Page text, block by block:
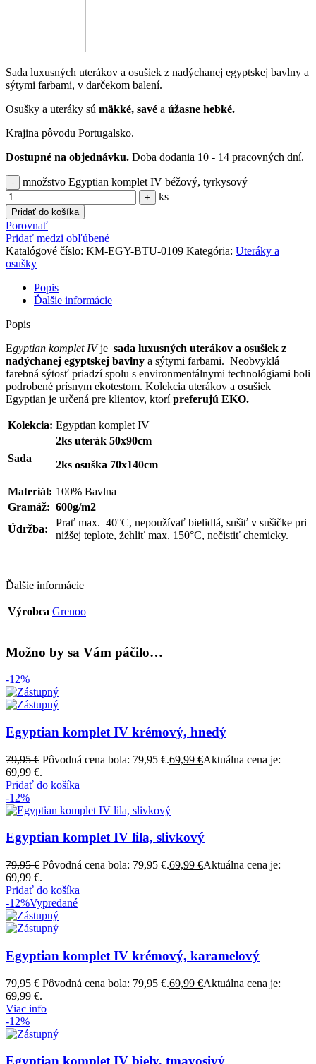
Sada luxusných uterákov a osušiek z nadýchanej egyptskej bavlny a
sýtymi farbami, v darčekom balení.
Osušky a uteráky sú mäkké, savé a úžasne hebké.
Krajina pôvodu Portugalsko.
Dostupné na objednávku. Doba dodania 10 - 14 pracovných dní.
množstvo Egyptian komplet IV béžový, tyrkysový
ks
Pridať do košíka
Porovnať
Pridať medzi obľúbené
Katalógové číslo: KM-EGY-BTU-0109 Kategória: Uteráky a
osušky
Popis
Ďalšie informácie
Popis
Egyptian komplet IVje sada luxusných uterákov a osušiek z
nadýchanej egyptskej bavlny a sýtymi farbami. Neobvyklá
farebná sýtosť priadzí spolu s environmentálnymi technológiami boli
podrobené prísnym ekotestom. Kolekcia uterákov a osušiek
Egyptian je určená pre klientov, ktorípreferujú EKO.
Kolekcia: Egyptian komplet IV
Sada
2ks uterák 50x90cm
2ks osuška 70x140cm
Materiál: 100% Bavlna
Gramáž: 600g/m2
Údržba:
Prať max. 40°C, nepoužívať bielidlá, sušiť v sušičke pri
nižšej teplote, žehliť max. 150°C, nečistiť chemicky.
Ďalšie informácie
Výrobca Grenoo
Možno by sa Vám páčilo…
-12%
Egyptian komplet IV krémový, hnedý
79,95€ Pôvodná cena bola: 79,95 €.69,99 €Aktuálna cena je:
69,99 €.
Pridať do košíka
-12%
Egyptian komplet IV lila, slivkový
79,95€ Pôvodná cena bola: 79,95 €.69,99 €Aktuálna cena je:
69,99 €.
Pridať do košíka
-12%Vypredané
Egyptian komplet IV krémový, karamelový
79,95€ Pôvodná cena bola: 79,95 €.69,99 €Aktuálna cena je:
69,99 €.
Viac info
-12%